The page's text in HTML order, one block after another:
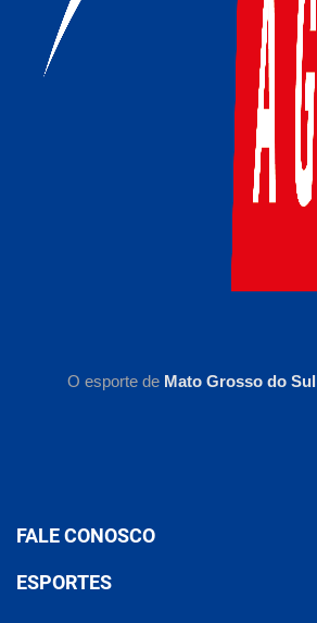
O esporte de Mato Grosso do Sul
FALE CONOSCO
ESPORTES